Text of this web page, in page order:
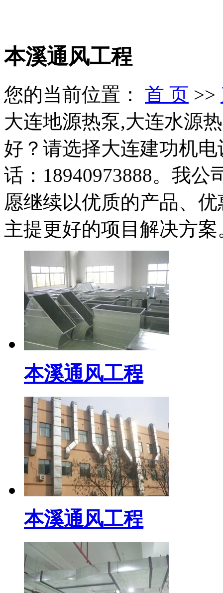
本溪通风工程
您的当前位置： 首 页 >>
大连地源热泵,大连水源
好？请选择大连建功机
话：18940973888。我
愿继续以优质的产品、
主提更好的项目解决方案
本溪通风工程
本溪通风工程